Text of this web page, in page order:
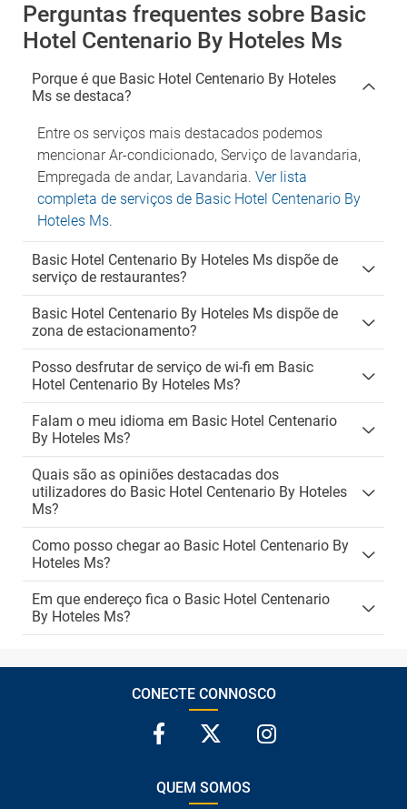
Perguntas frequentes sobre Basic
Hotel Centenario By Hoteles Ms
Porque é que Basic Hotel Centenario By Hoteles
Ms se destaca?
Entre os serviços mais destacados podemos
mencionar Ar-condicionado, Serviço de lavandaria,
Empregada de andar, Lavandaria. Ver lista
completa de serviços de Basic Hotel Centenario By
Hoteles Ms.
Basic Hotel Centenario By Hoteles Ms dispõe de
serviço de restaurantes?
Basic Hotel Centenario By Hoteles Ms dispõe de
zona de estacionamento?
Posso desfrutar de serviço de wi-fi em Basic
Hotel Centenario By Hoteles Ms?
Falam o meu idioma em Basic Hotel Centenario
By Hoteles Ms?
Quais são as opiniões destacadas dos
utilizadores do Basic Hotel Centenario By Hoteles
Ms?
Como posso chegar ao Basic Hotel Centenario By
Hoteles Ms?
Em que endereço fica o Basic Hotel Centenario
By Hoteles Ms?
CONECTE CONNOSCO
QUEM SOMOS